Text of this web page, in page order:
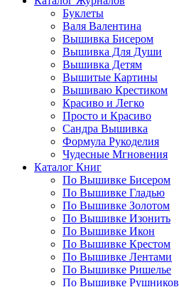
Буклеты
Валя Валентина
Вышивка Бисером
Вышивка Для Души
Вышивка Детям
Вышитые Картины
Вышиваю Крестиком
Красиво и Легко
Просто и Красиво
Сандра Вышивка
Формула Рукоделия
Чудесные Мгновения
Каталог Книг
По Вышивке Бисером
По Вышивке Гладью
По Вышивке Золотом
По Вышивке Изонить
По Вышивке Икон
По Вышивке Крестом
По Вышивке Лентами
По Вышивке Ришелье
По Вышивке Рушников